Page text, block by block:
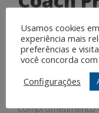
As principais
de sucesso
de comunicação,
ética profissional,
comprometimento
Usamos cookies
experiência mais
preferências e
você concorda
Configurações